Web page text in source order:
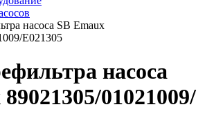
насоса SB Emaux
Е021305
насоса
01021009/